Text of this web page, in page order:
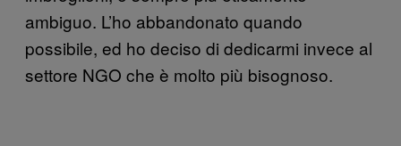
ambiguo. L’ho abbandonato quando
possibile, ed ho deciso di dedicarmi invece al
settore NGO che è molto più bisognoso.